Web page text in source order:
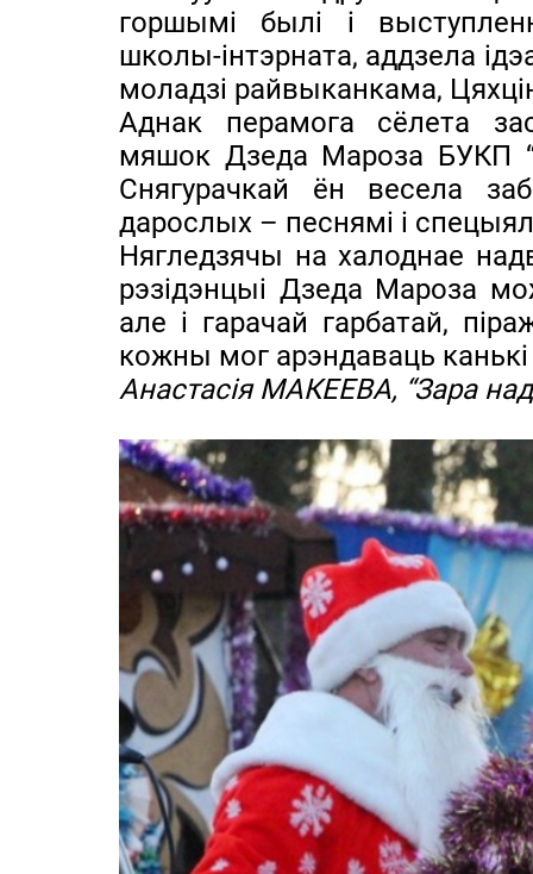
горшымі былі і
школы-інтэрната, аддзела
моладзі райвыканкама,
Аднак перамога сёлета
мяшок Дзеда Мароза БУКП
Снягурачкай ён весела
дарослых – песнямі і
Нягледзячы на халоднае
рэзідэнцыі Дзеда Мароза
але і гарачай гарбатай,
кожны мог арэндаваць канькі
Анастасія МАКЕЕВА, “Зара